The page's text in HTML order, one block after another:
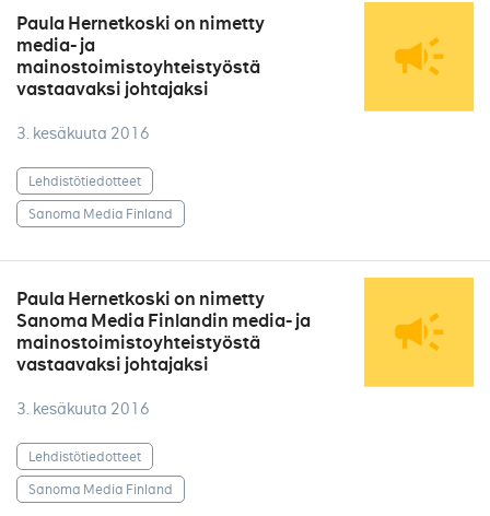
Paula Hernetkoski on nimetty
media- ja
mainostoimistoyhteistyöstä
vastaavaksi johtajaksi
3. kesäkuuta 2016
Lehdistötiedotteet
Sanoma Media Finland
Paula Hernetkoski on nimetty
Sanoma Media Finlandin media- ja
mainostoimistoyhteistyöstä
vastaavaksi johtajaksi
3. kesäkuuta 2016
Lehdistötiedotteet
Sanoma Media Finland